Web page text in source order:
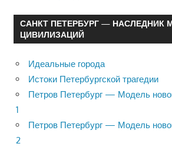
САНКТ ПЕТЕРБУРГ — НАСЛЕДНИК
ЦИВИЛИЗАЦИЙ
Идеальные города
Истоки Петербургской трагедии
Петров Петербург — Модель
1
Петров Петербург — Модель
2